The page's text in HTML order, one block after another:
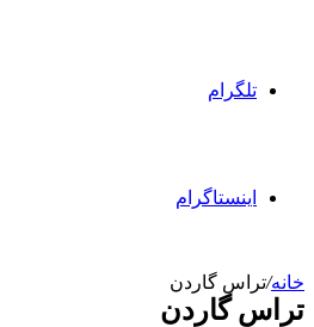
تلگرام
اینستاگرام
خانه/تراس گاردن
تراس گاردن